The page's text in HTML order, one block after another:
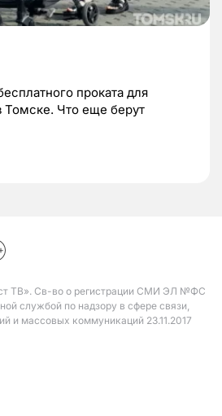
проката для
Томске. Что еще берут
ТВ». Св-во о регистрации СМИ ЭЛ №ФС
службой по надзору в сфере связи,
и массовых коммуникаций 23.11.2017